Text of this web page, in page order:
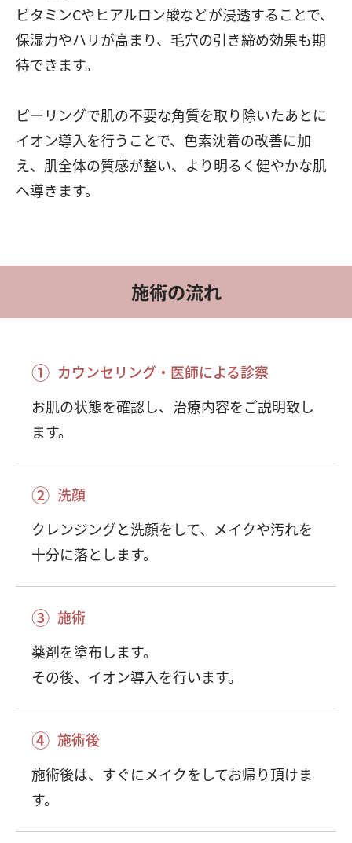
ビタミンCやヒアルロン酸などが浸透することで、
保湿力やハリが高まり、毛穴の引き締め効果も期
待できます。
ピーリングで肌の不要な角質を取り除いたあとに
イオン導入を行うことで、色素沈着の改善に加
え、肌全体の質感が整い、より明るく健やかな肌
へ導きます。
施術の流れ
① カウンセリング・医師による診察
お肌の状態を確認し、治療内容をご説明致し
ます。
② 洗顔
クレンジングと洗顔をして、メイクや汚れを
十分に落とします。
③ 施術
薬剤を塗布します。
その後、イオン導入を行います。
④ 施術後
施術後は、すぐにメイクをしてお帰り頂けま
す。